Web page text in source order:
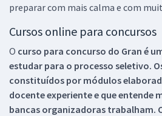
preparar com mais calma e com
Cursos online para concursos
O curso para concurso do Gran é
estudar para o processo seletivo.
constituídos por módulos
docente experiente e que entende
bancas organizadoras trabalham.